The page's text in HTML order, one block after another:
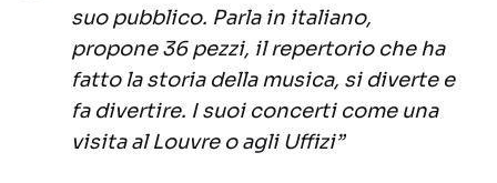
suo pubblico. Parla in italiano,
propone 36 pezzi, il repertorio che ha
fatto la storia della musica, si diverte e
fa divertire. I suoi concerti come una
visita al Louvre o agli Uffizi”